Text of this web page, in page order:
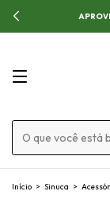
Início > Sinuca >